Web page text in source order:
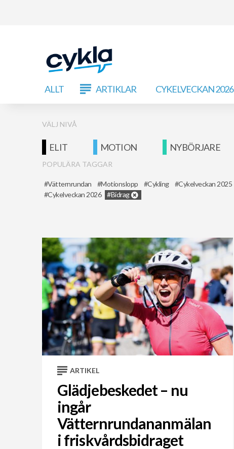
ALLT ARTIKLAR CYKELVECKAN 2026
VÄLJ NIVÅ
ELIT MOTION NYBÖRJARE
POPULÄRA TAGGAR
Vätternrundan Motionslopp Cykling Cykelveckan 2025
Cykelveckan 2026
Bidrag
ARTIKEL
Glädjebeskedet – nu
ingår
Vätternrundananmälan
i friskvårdsbidraget